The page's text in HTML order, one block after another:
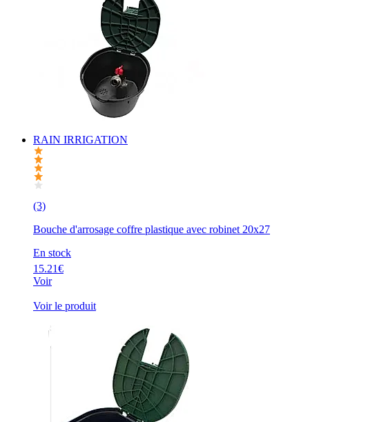
RAIN IRRIGATION
(3)
Bouche d'arrosage coffre plastique avec robinet 20x27
En stock
15.21€
Voir
Voir le produit